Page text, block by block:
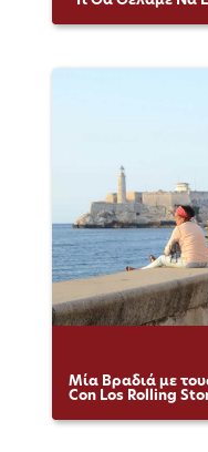
Μία Βραδιά με
Con Los Rolling